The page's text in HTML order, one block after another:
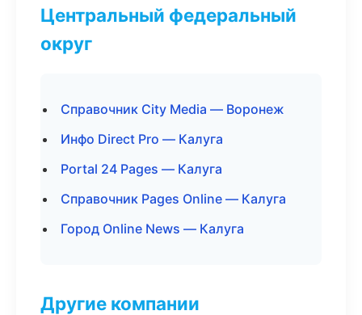
Центральный федеральный
округ
Справочник City Media — Воронеж
Инфо Direct Pro — Калуга
Portal 24 Pages — Калуга
Справочник Pages Online — Калуга
Город Online News — Калуга
Другие компании